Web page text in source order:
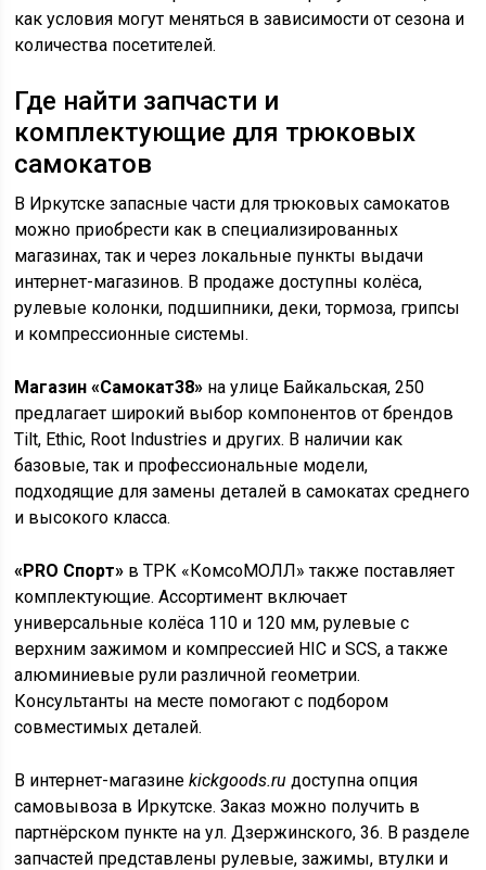
как условия могут меняться в зависимости от сезона и
количества посетителей.
Где найти запчасти и
комплектующие для трюковых
самокатов
В Иркутске запасные части для трюковых самокатов
можно приобрести как в специализированных
магазинах, так и через локальные пункты выдачи
интернет-магазинов. В продаже доступны колёса,
рулевые колонки, подшипники, деки, тормоза, грипсы
и компрессионные системы.
Магазин «Самокат38» на улице Байкальская, 250
предлагает широкий выбор компонентов от брендов
Tilt, Ethic, Root Industries и других. В наличии как
базовые, так и профессиональные модели,
подходящие для замены деталей в самокатах среднего
и высокого класса.
«PRO Спорт» в ТРК «КомсоМОЛЛ» также поставляет
комплектующие. Ассортимент включает
универсальные колёса 110 и 120 мм, рулевые с
верхним зажимом и компрессией HIC и SCS, а также
алюминиевые рули различной геометрии.
Консультанты на месте помогают с подбором
совместимых деталей.
В интернет-магазинеkickgoods.ru доступна опция
самовывоза в Иркутске. Заказ можно получить в
партнёрском пункте на ул. Дзержинского, 36. В разделе
запчастей представлены рулевые, зажимы, втулки и